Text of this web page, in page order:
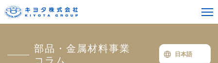
部品・金属材料事業
コラム
日本語